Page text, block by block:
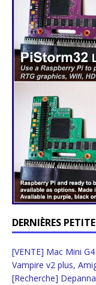
DERNIÈRES
[VENTE] Mac Mini
Vampire v2 plus,
[Recherche]